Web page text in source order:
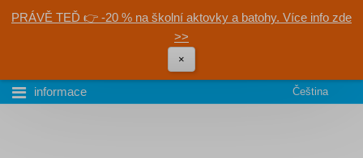
PRÁVĚ TEĎ 👉 -20 % na školní aktovky a batohy. Více info zde
>>
×
informace Čeština